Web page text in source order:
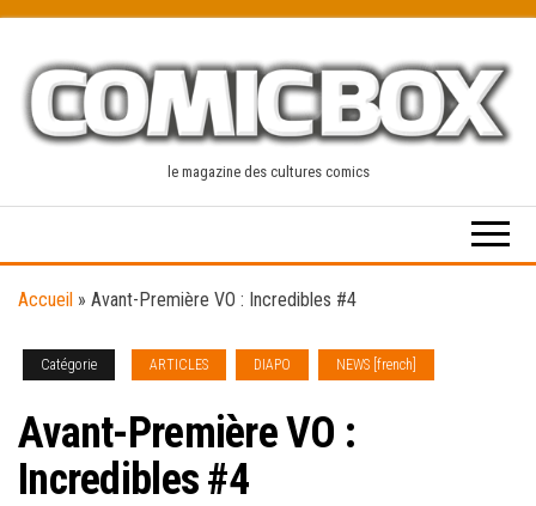
content
le magazine des cultures comics
Accueil » Avant-Première VO : Incredibles #4
Catégorie ARTICLES DIAPO NEWS [french]
Avant-Première VO :
Incredibles #4